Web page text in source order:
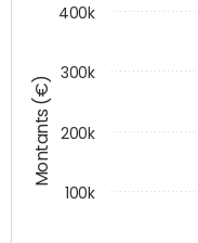
Montants (€)
100k
200k
300k
400k